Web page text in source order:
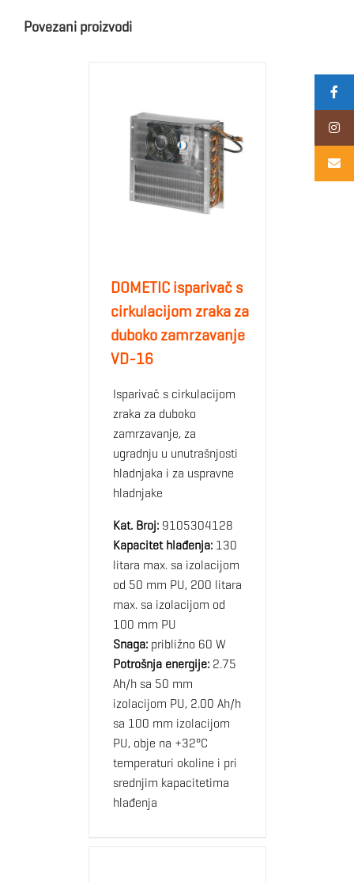
Povezani proizvodi
DOMETIC isparivač s
cirkulacijom zraka za
duboko zamrzavanje
VD-16
Isparivač s cirkulacijom
zraka za duboko
zamrzavanje, za
ugradnju u unutrašnjosti
hladnjaka i za uspravne
hladnjake
Kat. Broj:9105304128
Kapacitet hlađenja:130
litara max. sa izolacijom
od 50 mm PU, 200 litara
max. sa izolacijom od
100 mm PU
Snaga:približno 60 W
Potrošnja energije:2.75
Ah/h sa 50 mm
izolacijom PU, 2.00 Ah/h
sa 100 mm izolacijom
PU, obje na +32°C
temperaturi okoline i pri
srednjim kapacitetima
hlađenja